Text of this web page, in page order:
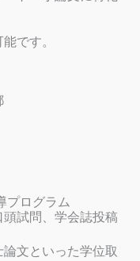
です。
プログラム
試問、学会誌投稿
文といった学位取